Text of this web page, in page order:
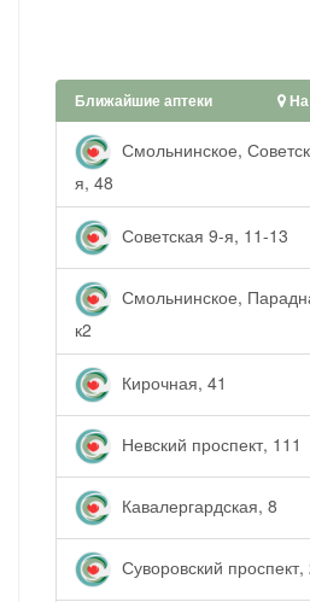
Ближайшие аптеки
Смольнинское,
я, 48
Советская 9-я, 11-13
Смольнинское,
к2
Кирочная, 41
Невский проспект, 111
Кавалергардская, 8
Суворовский проспект,